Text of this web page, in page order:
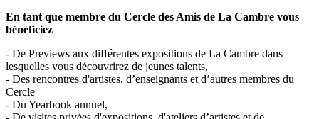
En tant que membre du Cercle des Amis de La Cambre vous
bénéficiez
- De Previews aux différentes expositions de La Cambre dans
lesquelles vous découvrirez de jeunes talents,
- Des rencontres d'artistes, d’enseignants et d’autres membres du
Cercle
- Du Yearbook annuel,